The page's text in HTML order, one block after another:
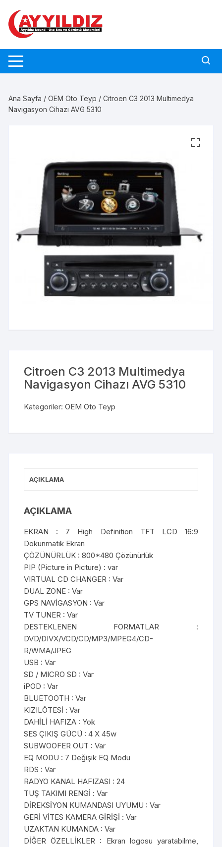
content
Ana Sayfa /OEM Oto Teyp / Citroen C3 2013 Multimedya
Navigasyon Cihazı AVG 5310
Citroen C3 2013 Multimedya
Navigasyon Cihazı AVG 5310
Kategoriler:OEM Oto Teyp
AÇIKLAMA
AÇIKLAMA
EKRAN : 7 High Definition TFT LCD 16:9
Dokunmatik Ekran
ÇÖZÜNÜRLÜK : 800*480 Çözünürlük
PIP (Picture in Picture) : var
VIRTUAL CD CHANGER : Var
DUAL ZONE : Var
GPS NAVİGASYON : Var
TV TUNER : Var
DESTEKLENEN FORMATLAR :
DVD/DIVX/VCD/CD/MP3/MPEG4/CD-
R/WMA/JPEG
USB : Var
SD / MICRO SD : Var
iPOD : Var
BLUETOOTH : Var
KIZILÖTESİ : Var
DAHİLİ HAFIZA : Yok
SES ÇIKIŞ GÜCÜ : 4 X 45w
SUBWOOFER OUT : Var
EQ MODU : 7 Değişik EQ Modu
RDS : Var
RADYO KANAL HAFIZASI : 24
TUŞ TAKIMI RENGİ : Var
DİREKSİYON KUMANDASI UYUMU : Var
GERİ VİTES KAMERA GİRİŞİ : Var
UZAKTAN KUMANDA : Var
DİĞER ÖZELLİKLER : Ekran logosu yaratabilme,